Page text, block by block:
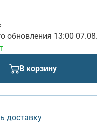
обновления 13:00
В корзину
доставку